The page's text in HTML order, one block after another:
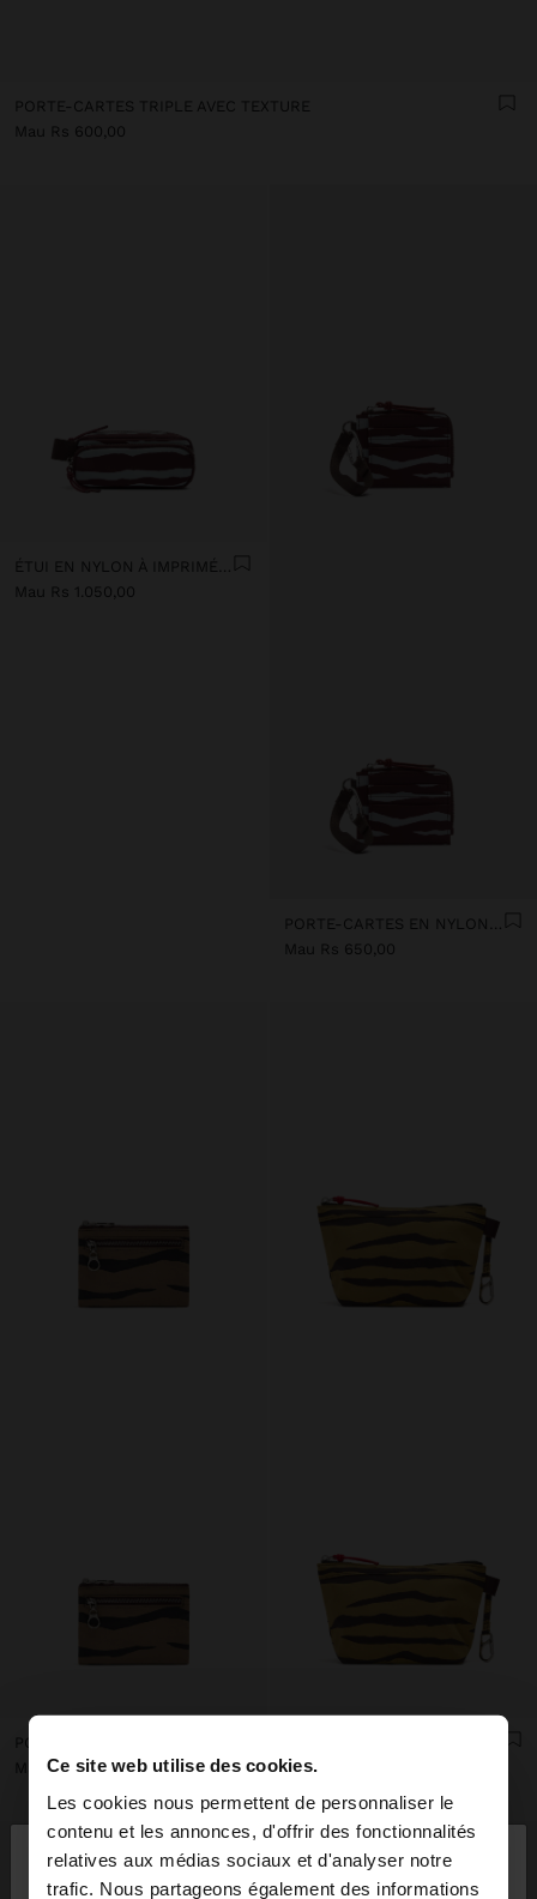
Ce site web utilise des cookies.
Les cookies nous permettent de personnaliser le
contenu et les annonces, d'offrir des fonctionnalités
relatives aux médias sociaux et d'analyser notre
trafic. Nous partageons également des informations
bonjour ×
PORTE-CARTES TRIPLE AVEC TEXTURE
Mau Rs 600,00
ÉTUI EN NYLON À IMPRIMÉ ANIMAL
Mau Rs 1.050,00
PORTE-CARTES EN NYLON À IMPRIMÉ ANIMAL
Mau Rs 650,00
Mau Rs 1.050,00
Mau Rs 1.050,00